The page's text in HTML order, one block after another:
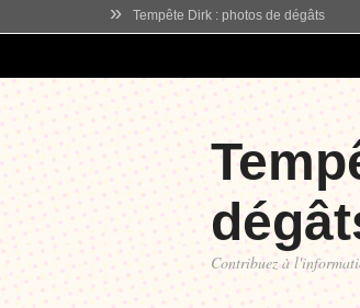
» Tempête Dirk : photos de dégâts
Contribuez à